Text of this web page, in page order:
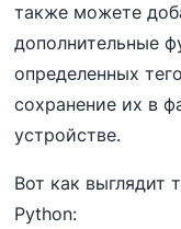
также можете
дополнительные
определенных
сохранение их в
устройстве.
Вот как выглядит
Python: